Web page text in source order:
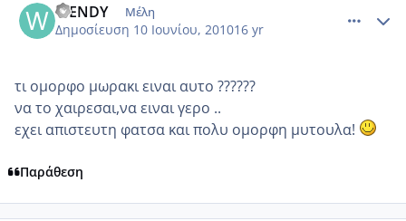
WENDY Μέλη
Δημοσίευση 10 Ιουνίου, 201016 yr
τι ομορφο μωρακι ειναι αυτο ??????
να το χαιρεσαι,να ειναι γερο ..
εχει απιστευτη φατσα και πολυ ομορφη μυτουλα!
Παράθεση